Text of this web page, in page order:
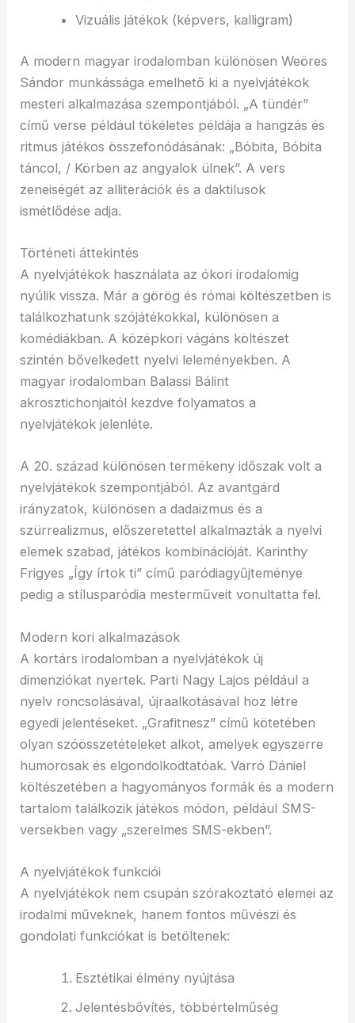
Vizuális játékok (képvers, kalligram)
A modern magyar irodalomban különösen Weöres
Sándor munkássága emelhető ki a nyelvjátékok
mesteri alkalmazása szempontjából. „A tündér”
című verse például tökéletes példája a hangzás és
ritmus játékos összefonódásának: „Bóbita, Bóbita
táncol, / Körben az angyalok ülnek”. A vers
zeneiségét az alliterációk és a daktilusok
ismétlődése adja.
Történeti áttekintés
A nyelvjátékok használata az ókori irodalomig
nyúlik vissza. Már a görög és római költészetben is
találkozhatunk szójátékokkal, különösen a
komédiákban. A középkori vágáns költészet
szintén bővelkedett nyelvi leleményekben. A
magyar irodalomban Balassi Bálint
akrosztichonjaitól kezdve folyamatos a
nyelvjátékok jelenléte.
A 20. század különösen termékeny időszak volt a
nyelvjátékok szempontjából. Az avantgárd
irányzatok, különösen a dadaizmus és a
szürrealizmus, előszeretettel alkalmazták a nyelvi
elemek szabad, játékos kombinációját. Karinthy
Frigyes „Így írtok ti” című paródiagyűjteménye
pedig a stílusparódia mesterműveit vonultatta fel.
Modern kori alkalmazások
A kortárs irodalomban a nyelvjátékok új
dimenziókat nyertek. Parti Nagy Lajos például a
nyelv roncsolásával, újraalkotásával hoz létre
egyedi jelentéseket. „Grafitnesz” című kötetében
olyan szóösszetételeket alkot, amelyek egyszerre
humorosak és elgondolkodtatóak. Varró Dániel
költészetében a hagyományos formák és a modern
tartalom találkozik játékos módon, például SMS-
versekben vagy „szerelmes SMS-ekben”.
A nyelvjátékok funkciói
A nyelvjátékok nem csupán szórakoztató elemei az
irodalmi műveknek, hanem fontos művészi és
gondolati funkciókat is betöltenek:
Esztétikai élmény nyújtása
Jelentésbővítés, többértelműség